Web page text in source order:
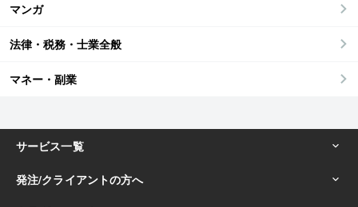
マンガ
法律・税務・士業全般
マネー・副業